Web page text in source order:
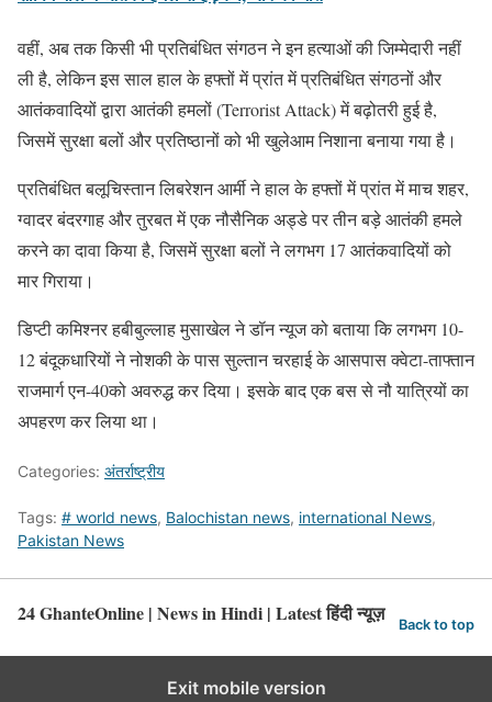
वहीं, अब तक किसी भी प्रतिबंधित संगठन ने इन हत्याओं की जिम्मेदारी नहीं
ली है, लेकिन इस साल हाल के हफ्तों में प्रांत में प्रतिबंधित संगठनों और
आतंकवादियों द्वारा आतंकी हमलों (Terrorist Attack) में बढ़ोतरी हुई है,
जिसमें सुरक्षा बलों और प्रतिष्ठानों को भी खुलेआम निशाना बनाया गया है।
प्रतिबंधित बलूचिस्तान लिबरेशन आर्मी ने हाल के हफ्तों में प्रांत में माच शहर,
ग्वादर बंदरगाह और तुरबत में एक नौसैनिक अड्डे पर तीन बड़े आतंकी हमले
करने का दावा किया है, जिसमें सुरक्षा बलों ने लगभग 17 आतंकवादियों को
मार गिराया।
डिप्टी कमिश्नर हबीबुल्लाह मुसाखेल ने डॉन न्यूज को बताया कि लगभग 10-
12 बंदूकधारियों ने नोशकी के पास सुल्तान चरहाई के आसपास क्वेटा-ताफ्तान
राजमार्ग एन-40को अवरुद्ध कर दिया। इसके बाद एक बस से नौ यात्रियों का
अपहरण कर लिया था।
Categories: अंतर्राष्ट्रीय
Tags: # world news, Balochistan news, international News,
Pakistan News
24 GhanteOnline | News in Hindi | Latest हिंदी न्यूज़ Back to top
Exit mobile version